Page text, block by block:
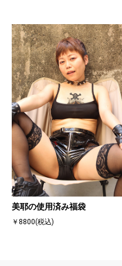
美耶の使用済み福袋
￥8800(税込)